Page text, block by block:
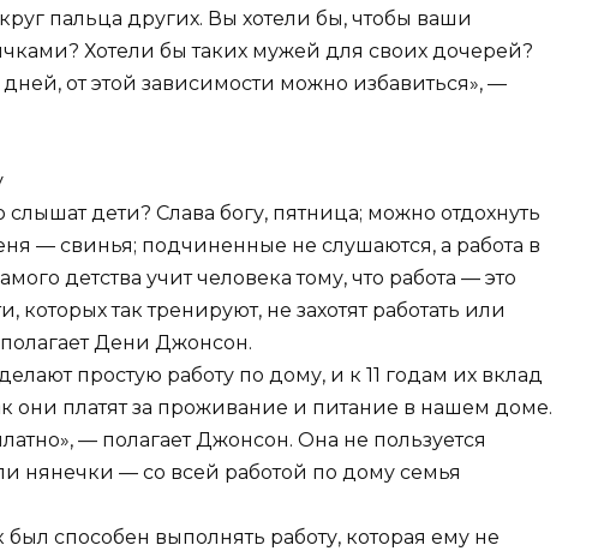
пальца других. Вы хотели бы, чтобы ваши
Хотели бы таких мужей для своих дочерей?
от этой зависимости можно избавиться», —
дети? Слава богу, пятница; можно отдохнуть
— свинья; подчиненные не слушаются, а работа в
детства учит человека тому, что работа — это
которых так тренируют, не захотят работать или
Дени Джонсон.
простую работу по дому, и к 11 годам их вклад
они платят за проживание и питание в нашем доме.
— полагает Джонсон. Она не пользуется
нянечки — со всей работой по дому семья
способен выполнять работу, которая ему не